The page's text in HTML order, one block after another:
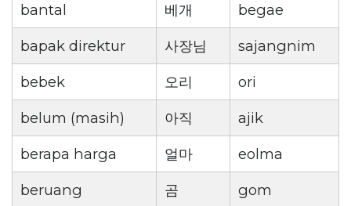
bantal
베개
begae
bapak direktur
사장님
sajangnim
bebek
오리
ori
belum (masih)
아직
ajik
berapa harga
얼마
eolma
beruang
곰 gom